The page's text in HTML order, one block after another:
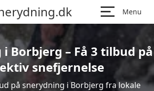
Menu
Borbjerg – Få 3 tilbud på
snefjernelse
på snerydning i Borbjerg fra lokale